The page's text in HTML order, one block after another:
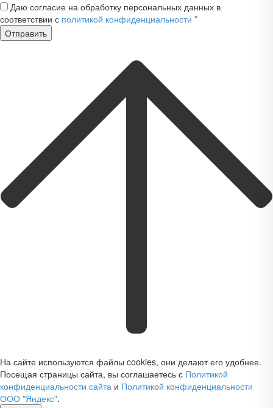
Даю согласие на обработку персональных данных в
соответствии с политикой конфиденциальности *
На сайте используются файлы cookies, они делают его удобнее.
Посещая страницы сайта, вы соглашаетесь с Политикой
конфиденциальности сайта и Политикой конфиденциальности
ООО "Яндекс".